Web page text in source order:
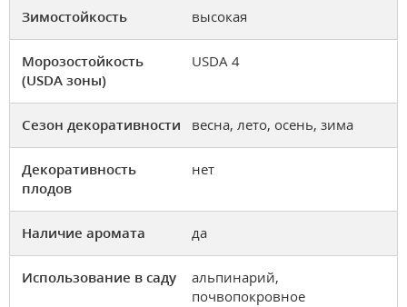
Зимостойкость высокая
Морозостойкость
(USDA зоны)
USDA 4
Сезон декоративности весна, лето, осень, зима
Декоративность
плодов
нет
Наличие аромата да
Использование в саду
альпинарий,
почвопокровное